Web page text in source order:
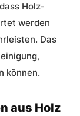
Holz-
werden
Das
können.
aus Holz